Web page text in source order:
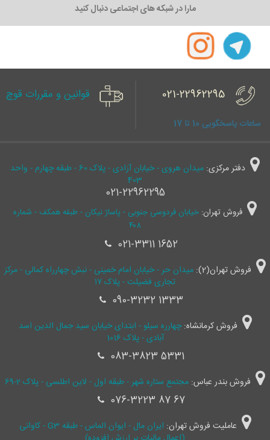
مارا در شبکه های اجتماعی دنبال کنید
021-22962295
ساعات پاسخگویی 10 تا 17
قوانین و مقررات قوچ
دفتر مرکزی:
میدان هروی - خیابان آزادی - پلاک 60 - طبقه چهارم - واحد
403
021-22962295
فروش تهران: خیابان فردوسی جنوبی - پاساژ نیکان - طبقه همکف - شماره
۴۰۸
021-3311 1652
فروش تهران(2):
میدان حر - خیابان امام خمینی - نبش چهارراه کمالی - مرکز
تجاری فضیلت - پلاک ۱۷
090-3232 1333
فروش کرمانشاه:چهارره سیلو - ابتدای خیابان سید جمال ‌الدین اسد
آبادی - پلاک 1016
083-3823 5331
فروش بندر عباس: مجتمع ستاره شهر - طبقه اول - لاین اطلسی - پلاک 2-69
076-3223 87 67
عاملیت فروش تهران:
ایران مال - ایوان الماس - طبقه G3 - کاوانی